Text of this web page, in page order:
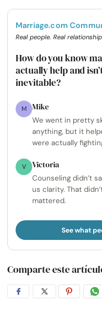
Marriage.com
Real people. Real
How do you know
actually help and
inevitable?
M Mike
We went in pretty
anything, but it
were actually
V Victoria
Counseling didn’t
us clarity. That
mattered.
See what
Comparte este
CompartirCompartir